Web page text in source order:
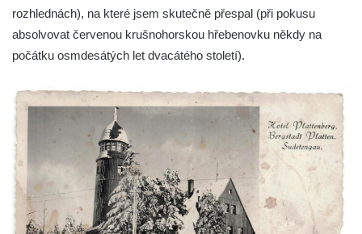
Vyhlídka u Písečného vrchu v Teplicích
Rozhledna Letná v Teplicích
Vyhlídka Kaltenbergblick pod Weifbergem
Goßdorfu
Vyhlídka na vrchu Hankehübel u Goßdorfu
Rozhledna Maják u Strupčic
Vyhlídka na lom Vršany severně od
Vyhlídka v ulici Pod Chloumečkem v
rozhlednách), na které jsem skutečně přespal (při pokusu
absolvovat červenou krušnohorskou hřebenovku někdy na
počátku osmdesátých let dvacátého století).